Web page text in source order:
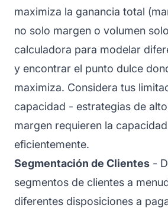
maximiza la ganancia total
no solo margen o volumen
calculadora para modelar
y encontrar el punto dulce
maximiza. Considera tus
capacidad - estrategias de
margen requieren la
eficientemente.
Segmentación de Clientes -
segmentos de clientes a
diferentes disposiciones a